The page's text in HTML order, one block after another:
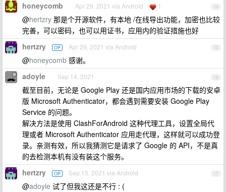
14
honeycomb Apr 29, 2021 via Android 1
@hertzry 那是个开源软件，有本地 /在线导出功能，加密也比较
完善，可以密码，也可以用证书，应用内的验证措施也好
15
hertzry OP Apr 29, 2021 via Android
@honeycomb 感谢。
16
adoyle Sep 14, 2021
截至目前，无论是 Google Play 还是国内应用市场的下载的安卓
版 Microsoft Authenticator，都会遇到需要安装 Google Play
Service 的问题。
解决方法是使用 ClashForAndroid 这种代理工具，设置全局代
理或者 Microsoft Authenticator 应用走代理，这样就可以成功登
录。亲测有效，所以我猜测它是请求了 Google 的 API，不是真
的去检测本机有没有装这个服务。
17
hertzry OP Sep 15, 2021 via Android
@adoyle 试了但我这还是不行 : (